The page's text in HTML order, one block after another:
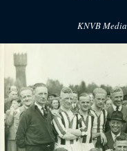
ondersteuning van het
Nederlandse voetbal.
KNVB Media